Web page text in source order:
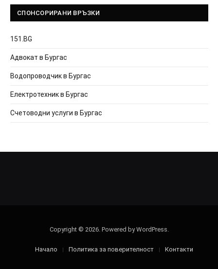
СПОНСОРИРАНИ ВРЪЗКИ
151.BG
Адвокат в Бургас
Водопроводчик в Бургас
Електротехник в Бургас
Счетоводни услуги в Бургас
Copyright © 2026. Powered by WordPress.
Начало Политика за поверителност Контакти